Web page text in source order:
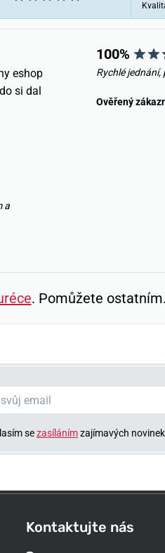
eshop
si dal
a
100%
Rychlé jednání,
Ověřený
. Pomůžete ostatním.
sezasílánímzajímavých
Kontaktujte nás